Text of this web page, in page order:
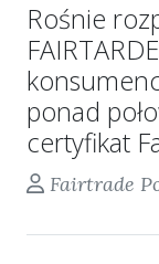
Rośnie
ponad
certyfikat
Fairtrade